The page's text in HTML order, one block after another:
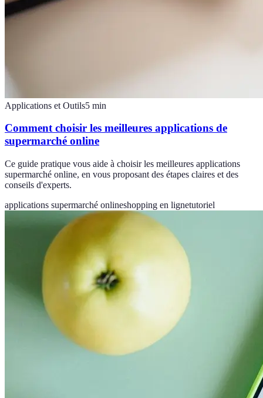
Applications et Outils5 min
Comment choisir les meilleures applications de
supermarché online
Ce guide pratique vous aide à choisir les meilleures applications
supermarché online, en vous proposant des étapes claires et des
conseils d'experts.
applications supermarché onlineshopping en lignetutoriel